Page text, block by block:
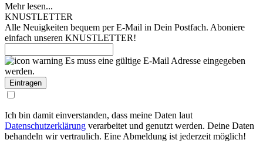
Mehr lesen...
KNUSTLETTER
Alle Neuigkeiten bequem per E-Mail in Dein Postfach. Aboniere
einfach unseren KNUSTLETTER!
Es muss eine gültige E-Mail Adresse eingegeben
werden.
Ich bin damit einverstanden, dass meine Daten laut
Datenschutzerklärung verarbeitet und genutzt werden. Deine Daten
behandeln wir vertraulich. Eine Abmeldung ist jederzeit möglich!